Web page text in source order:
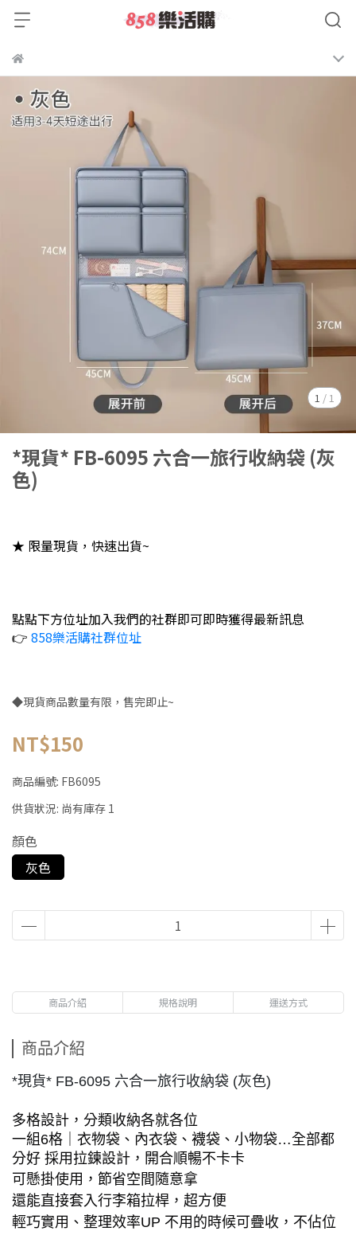
1 / 1
*現貨* FB-6095 六合一旅行收納袋 (灰
色)
★ 限量現貨，快速出貨~
點點下方位址加入我們的社群即可即時獲得最新訊息
👉 858樂活購社群位址
◆現貨商品數量有限，售完即止~
NT$150
商品編號: FB6095
供貨狀況: 尚有庫存 1
顏色
灰色
商品介紹 規格說明 運送方式
商品介紹
*現貨* FB-6095 六合一旅行收納袋 (灰色)
多格設計，分類收納各就各位
一組6格｜衣物袋、內衣袋、襪袋、小物袋…全部都
分好 採用拉鍊設計，開合順暢不卡卡
可懸掛使用，節省空間隨意拿
還能直接套入行李箱拉桿，超方便
輕巧實用、整理效率UP 不用的時候可疊收，不佔位